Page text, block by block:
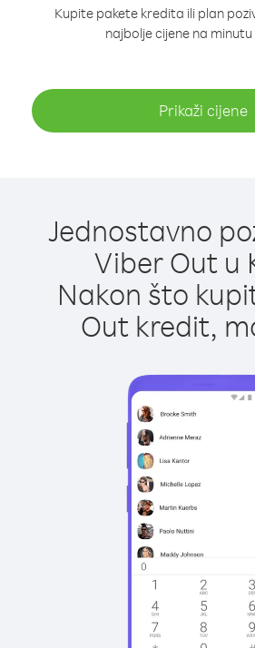
Kupite pakete kredita ili plan
najbolje cijene na minutu
Prikaži cijene
Jednostavno
Viber Out u
Nakon što
Out kredit,